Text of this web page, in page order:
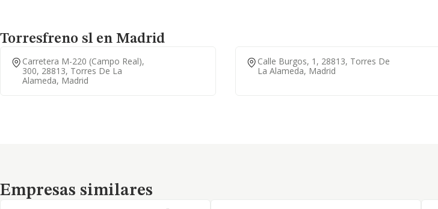
Torresfreno sl en Madrid
Carretera M-220 (campo Real),
300, 28813, Torres De La
Alameda, Madrid
Calle Burgos, 1, 28813, Torres De
La Alameda, Madrid
Empresas similares
Empresas similares